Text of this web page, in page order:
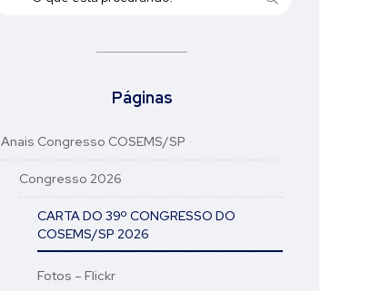
Páginas
Anais Congresso COSEMS/SP
Congresso 2026
CARTA DO 39º CONGRESSO DO
COSEMS/SP 2026
Fotos – Flickr